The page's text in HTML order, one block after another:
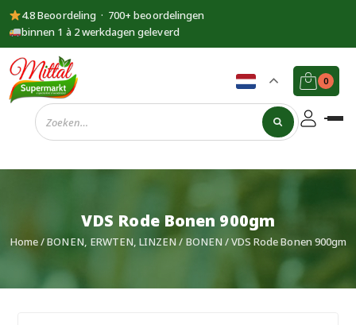
4.8 Beoordeling · 700+ beoordelingen
binnen 1 à 2 werkdagen geleverd
Supermarkt
Mittal
0
VDS Rode Bonen 900gm
Home/BONEN, ERWTEN, LINZEN/ BONEN / VDS Rode Bonen 900gm